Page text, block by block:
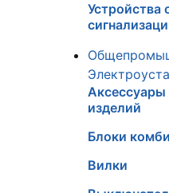
Устройства
Аксессуары
изделий
Блоки
Вилки